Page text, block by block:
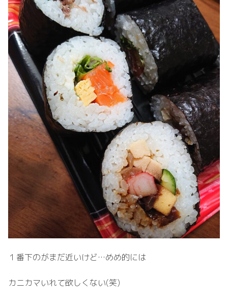
１番下のがまだ近いけど…めめ的には
カニカマいれて欲しくない(笑)